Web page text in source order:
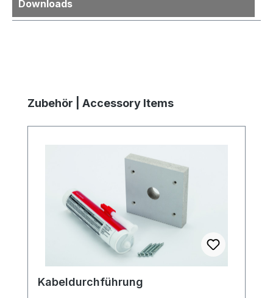
Downloads
Produktgalerie überspringen
Zubehör | Accessory Items
Kabeldurchführung